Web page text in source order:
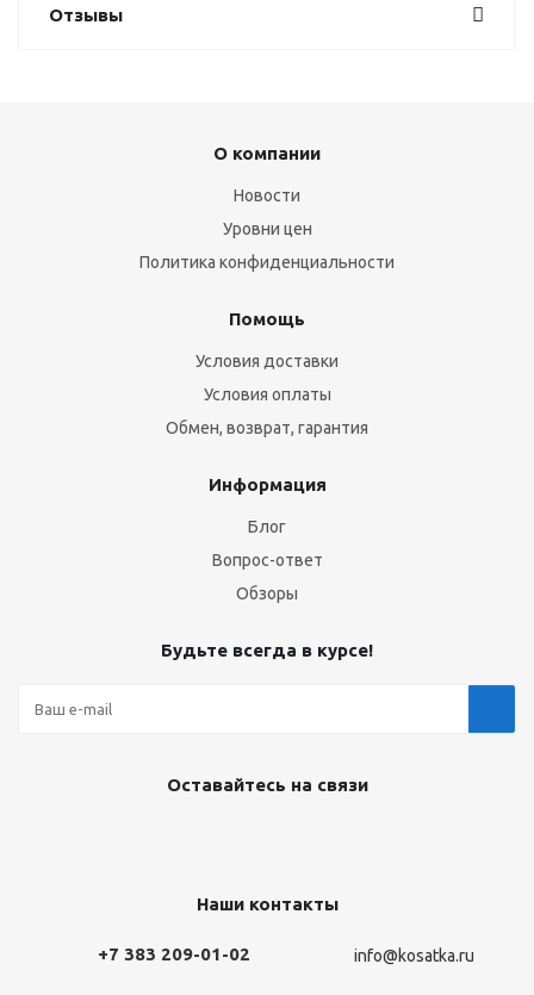
Отзывы
О компании
Новости
Уровни цен
Политика конфиденциальности
Помощь
Условия доставки
Условия оплаты
Обмен, возврат, гарантия
Информация
Блог
Вопрос-ответ
Обзоры
Будьте всегда в курсе!
Оставайтесь на связи
Наши контакты
+7 383 209-01-02 info@kosatka.ru